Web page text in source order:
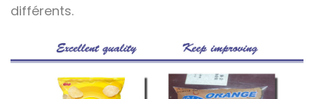
différents.